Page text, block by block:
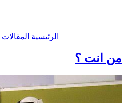
الرئيسية المقالات
من انت ؟